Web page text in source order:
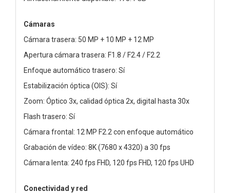
Cámaras
Cámara trasera: 50 MP + 10 MP + 12 MP
Apertura cámara trasera: F1.8 / F2.4 / F2.2
Enfoque automático trasero: Sí
Estabilización óptica (OIS): Sí
Zoom: Óptico 3x, calidad óptica 2x, digital hasta 30x
Flash trasero: Sí
Cámara frontal: 12 MP F2.2 con enfoque automático
Grabación de vídeo: 8K (7680 x 4320) a 30 fps
Cámara lenta: 240 fps FHD, 120 fps FHD, 120 fps UHD
Conectividad y red